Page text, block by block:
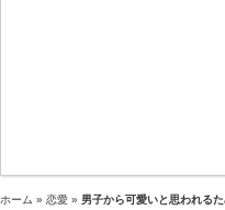
ホーム » 恋愛 » 男子から可愛いと思われる